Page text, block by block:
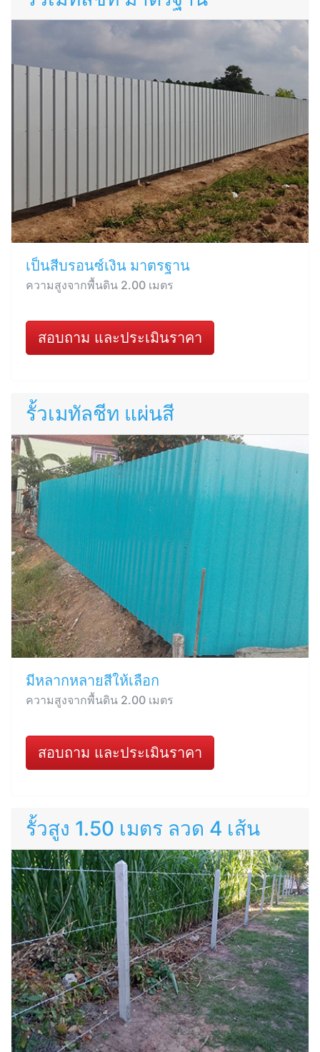
เป็นสีบรอนซ์เงิน มาตรฐาน
ความสูงจากพื้นดิน 2.00 เมตร
สอบถาม และประเมินราคา
รั้วเมทัลชีท แผ่นสี
มีหลากหลายสีให้เลือก
ความสูงจากพื้นดิน 2.00 เมตร
สอบถาม และประเมินราคา
รั้วสูง 1.50 เมตร ลวด 4 เส้น